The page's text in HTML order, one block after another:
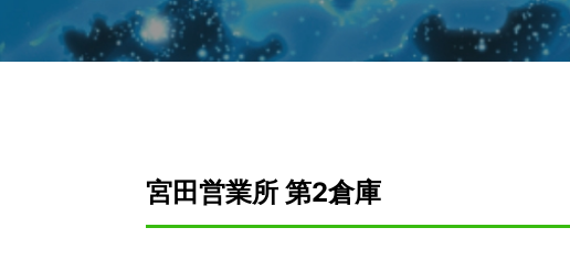
宮田営業所 第2倉庫